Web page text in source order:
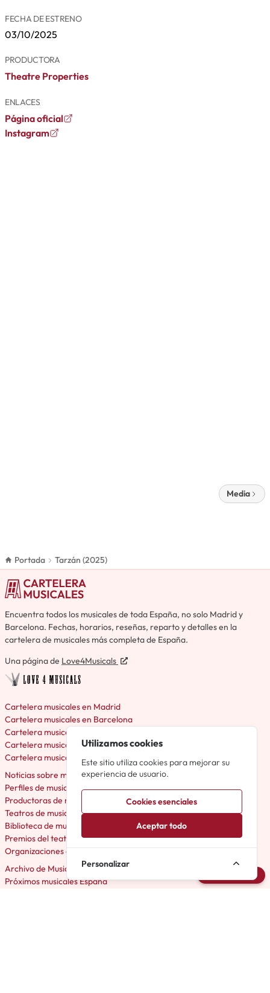
FECHA DE ESTRENO
03/10/2025
PRODUCTORA
Theatre Properties
ENLACES
Página oficial
Instagram
Media
Portada Tarzán (2025)
Encuentra todos los musicales de toda España, no solo Madrid y
Barcelona. Fechas, horarios, reseñas, reparto y detalles en la
cartelera de musicales más completa de España.
Una página de Love4Musicals
Cartelera musicales en Madrid
Cartelera musicales en Barcelona
Cartelera musicales en Valencia
Cartelera musicales en Málaga
Cartelera musicales en Bilbao
Noticias sobre musicales en España
Perfiles de musicales España
Productoras de musicales España
Teatros de musicales España
Biblioteca de musicales España
Premios del teatro musical
Organizaciones de teatro musical
Archivo de Musicales
Próximos musicales España
Utilizamos cookies
Este sitio utiliza cookies para mejorar su
experiencia de usuario.
Cookies esenciales
Aceptar todo
Personalizar